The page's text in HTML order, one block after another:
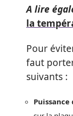
A lire
la
Pour
faut
suivants :